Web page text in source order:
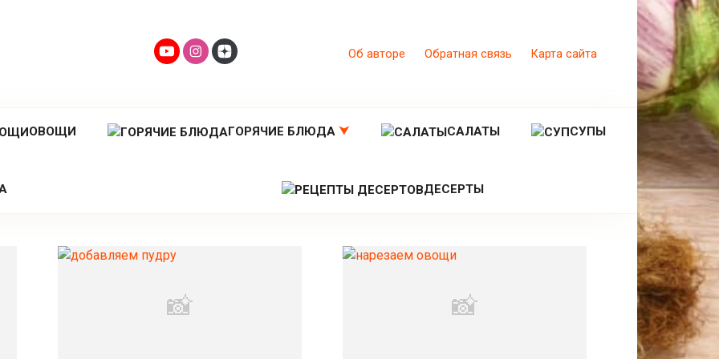
Об авторе Обратная связь Карта сайта
ОВОЩИ ГОРЯЧИЕ БЛЮДА САЛАТЫ СУПЫ
ДЕСЕРТЫ